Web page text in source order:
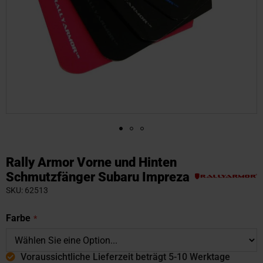
Rally Armor Vorne und Hinten
Schmutzfänger Subaru Impreza
SKU 62513
Farbe
Voraussichtliche Lieferzeit beträgt 5-10 Werktage
Anfang
der
Bildgalerie